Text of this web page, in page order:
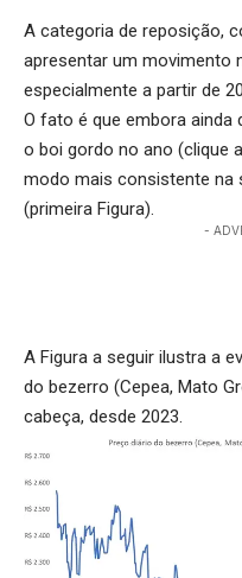
A categoria de reposição,
apresentar um movimento
especialmente a partir de
O fato é que embora ainda
o boi gordo no ano (clique
modo mais consistente na
(primeira Figura).
-
A Figura a seguir ilustra a
do bezerro (Cepea, Mato
cabeça, desde 2023.